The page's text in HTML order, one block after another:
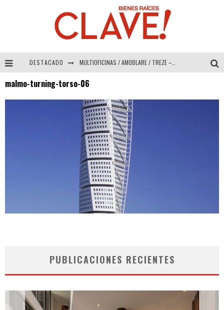
DESTACADO MULTIOFICINAS / AMOBLARE / TREZE – Especial Interiorismo & Decoración 2026
COLINEAL – Especial Interiorismo & Decoración 2026
malmo-turning-torso-06
PUBLICACIONES RECIENTES